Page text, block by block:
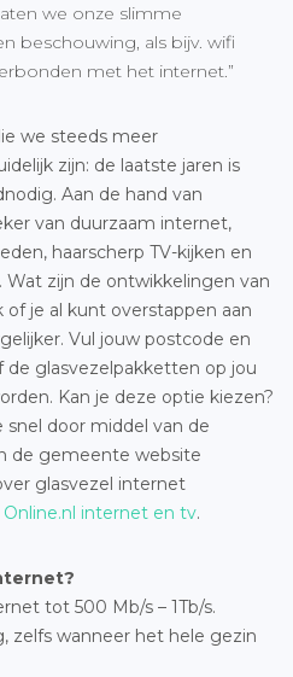
we onze slimme
beschouwing, als bijv. wifi
met het internet.”
we steeds meer
zijn: de laatste jaren is
Aan de hand van
van duurzaam internet,
haarscherp TV-kijken en
Wat zijn de ontwikkelingen van
of je al kunt overstappen aan
Vul jouw postcode en
de glasvezelpakketten op jou
Kan je deze optie kiezen?
snel door middel van de
de gemeente website
glasvezel internet
Online.nl internet en tv.
tot 500 Mb/s – 1Tb/s.
zelfs wanneer het hele gezin